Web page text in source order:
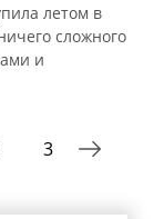
летом в
сложного
и
3